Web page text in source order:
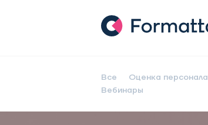
Все Оценка персонала
Вебинары